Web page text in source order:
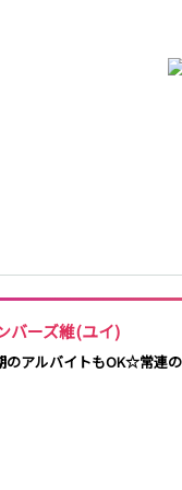
バーズ維(ユイ)
のアルバイトもOK☆常連